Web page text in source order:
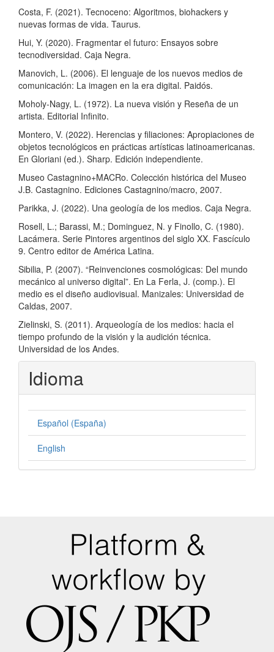
Costa, F. (2021). Tecnoceno: Algoritmos, biohackers y
nuevas formas de vida. Taurus.
Hui, Y. (2020). Fragmentar el futuro: Ensayos sobre
tecnodiversidad. Caja Negra.
Manovich, L. (2006). El lenguaje de los nuevos medios de
comunicación: La imagen en la era digital. Paidós.
Moholy-Nagy, L. (1972). La nueva visión y Reseña de un
artista. Editorial Infinito.
Montero, V. (2022). Herencias y filiaciones: Apropiaciones de
objetos tecnológicos en prácticas artísticas latinoamericanas.
En Gloriani (ed.). Sharp. Edición independiente.
Museo Castagnino+MACRo. Colección histórica del Museo
J.B. Castagnino. Ediciones Castagnino/macro, 2007.
Parikka, J. (2022). Una geología de los medios. Caja Negra.
Rosell, L.; Barassi, M.; Dominguez, N. y Finollo, C. (1980).
Lacámera. Serie Pintores argentinos del siglo XX. Fascículo
9. Centro editor de América Latina.
Sibilia, P. (2007). “Reinvenciones cosmológicas: Del mundo
mecánico al universo digital”. En La Ferla, J. (comp.). El
medio es el diseño audiovisual. Manizales: Universidad de
Caldas, 2007.
Zielinski, S. (2011). Arqueología de los medios: hacia el
tiempo profundo de la visión y la audición técnica.
Universidad de los Andes.
Idioma
Español (España)
English